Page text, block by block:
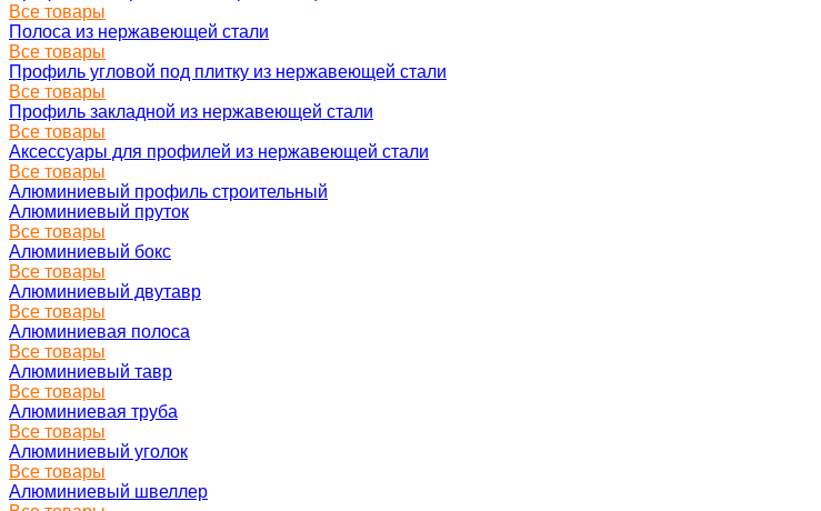
Все товары
Полоса из нержавеющей стали
Все товары
Профиль угловой под плитку из нержавеющей стали
Все товары
Профиль закладной из нержавеющей стали
Все товары
Аксессуары для профилей из нержавеющей стали
Все товары
Алюминиевый профиль строительный
Алюминиевый пруток
Все товары
Алюминиевый бокс
Все товары
Алюминиевый двутавр
Все товары
Алюминиевая полоса
Все товары
Алюминиевый тавр
Все товары
Алюминиевая труба
Все товары
Алюминиевый уголок
Все товары
Алюминиевый швеллер